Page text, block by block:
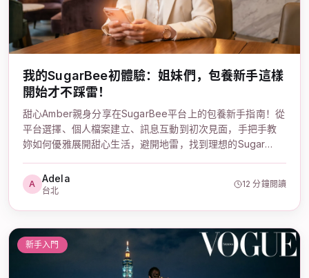
我的SugarBee初體驗：姐妹們，包養新手這樣
開始才不踩雷！
甜心Amber親身分享在SugarBee平台上的包養新手指南！從
平台選擇、個人檔案建立、訊息互動到初次見面，手把手教
妳如何優雅展開甜心生活，避開地雷，找到理想的Sugar
秘訣，開啟屬於妳的甜心旅程。
A Adela
台北
12 分鐘閱讀
新手入門